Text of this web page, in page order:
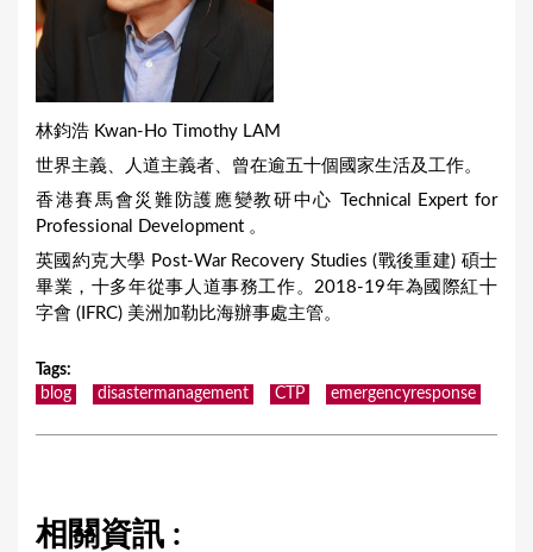
林鈞浩 Kwan-Ho Timothy LAM
世界主義、人道主義者、曾在逾五十個國家生活及工作。
香港賽馬會災難防護應變教研中心 Technical Expert for
Professional Development 。
英國約克大學 Post-War Recovery Studies (戰後重建) 碩士
畢業，十多年從事人道事務工作。2018-19年為國際紅十
字會 (IFRC) 美洲加勒比海辦事處主管。
Tags:
blog
disastermanagement CTP emergencyresponse
相關資訊 :